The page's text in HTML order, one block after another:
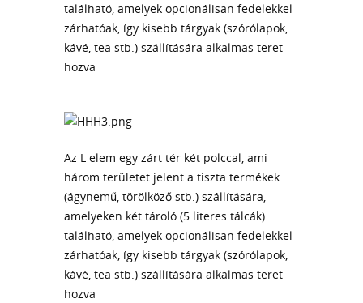
található, amelyek opcionálisan fedelekkel
zárhatóak, így kisebb tárgyak (szórólapok,
kávé, tea stb.) szállítására alkalmas teret
hozva
Az L elem egy zárt tér két polccal, ami
három területet jelent a tiszta termékek
(ágynemű, törölköző stb.) szállítására,
amelyeken két tároló (5 literes tálcák)
található, amelyek opcionálisan fedelekkel
zárhatóak, így kisebb tárgyak (szórólapok,
kávé, tea stb.) szállítására alkalmas teret
hozva